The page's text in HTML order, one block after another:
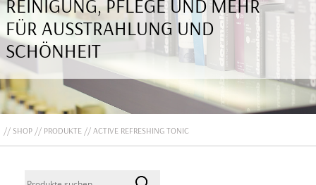
PROBIO DERM・INFO
BELLEFONTAINE
DERMALOGICA
EVA GARDEN
APHRO CELINA
ANGEBOTE
REINIGUNG, PFLEGE UND MEHR
FÜR AUSSTRAHLUNG UND
SCHÖNHEIT
SHOP PRODUKTE ACTIVE REFRESHING TONIC